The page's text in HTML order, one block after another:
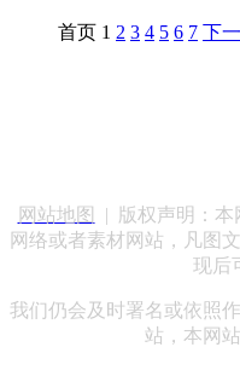
首页 1 2 3 4 5 6 7 下
网站地图
| 版权声明：本
网络或者素材网站，凡图
现后
我们仍会及时署名或依照
站，本网